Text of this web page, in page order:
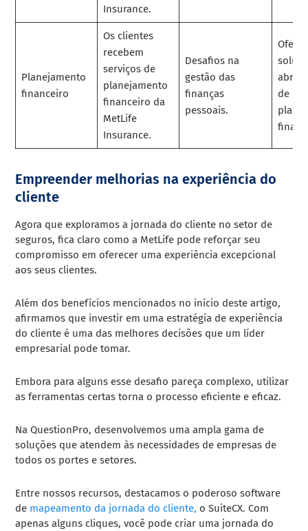
Insurance.
Planejamento
financeiro
Os clientes
recebem
serviços de
planejamento
financeiro da
MetLife
Insurance.
Desafios na
gestão das
finanças
pessoais.
de
Empreender melhorias na experiência do
cliente
Agora que exploramos a jornada do cliente no setor de
seguros, fica claro como a MetLife pode reforçar seu
compromisso em oferecer uma experiência excepcional
aos seus clientes.
Além dos benefícios mencionados no início deste artigo,
afirmamos que investir em uma estratégia de experiência
do cliente é uma das melhores decisões que um líder
empresarial pode tomar.
Embora para alguns esse desafio pareça complexo, utilizar
as ferramentas certas torna o processo eficiente e eficaz.
Na QuestionPro, desenvolvemos uma ampla gama de
soluções que atendem às necessidades de empresas de
todos os portes e setores.
Entre nossos recursos, destacamos o poderoso software
de mapeamento da jornada do cliente, o SuiteCX. Com
apenas alguns cliques, você pode criar uma jornada do